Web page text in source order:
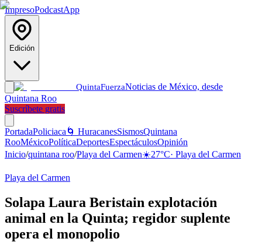
ImpresoPodcastApp
Edición
QuintaFuerzaNoticias de México, desde
Quintana Roo
Suscríbete gratis
PortadaPoliciaca 🌀 HuracanesSismosQuintana
RooMéxicoPolíticaDeportesEspectáculosOpinión
Inicio/quintana roo/Playa del Carmen☀️27°C· Playa del Carmen
Playa del Carmen
Solapa Laura Beristain explotación
animal en la Quinta; regidor suplente
opera el monopolio